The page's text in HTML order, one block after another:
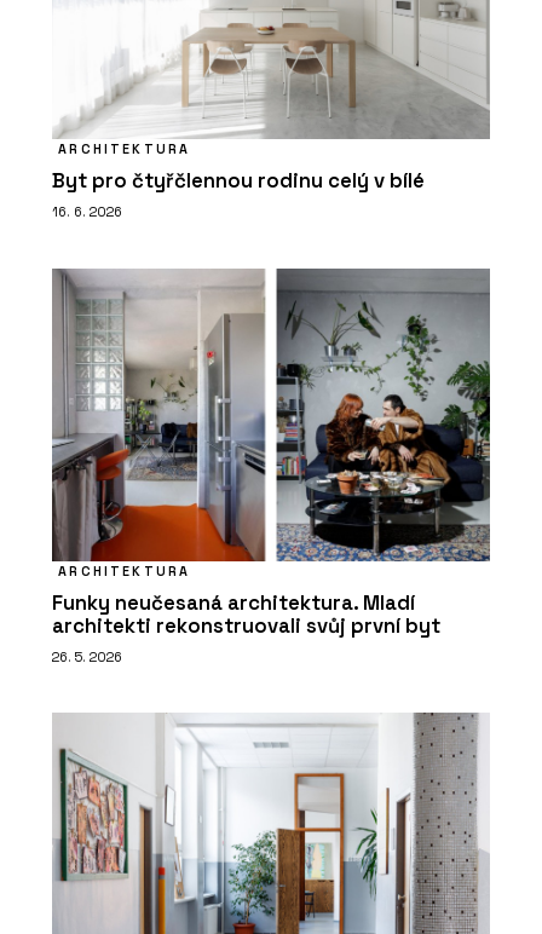
ARCHITEKTURA
Byt pro čtyřčlennou rodinu celý v bílé
16. 6. 2026
ARCHITEKTURA
Funky neučesaná architektura. Mladí
architekti rekonstruovali svůj první byt
26. 5. 2026